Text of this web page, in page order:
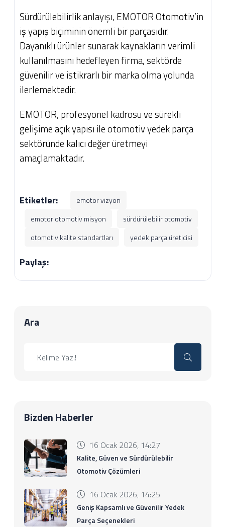
Sürdürülebilirlik anlayışı, EMOTOR Otomotiv’in
iş yapış biçiminin önemli bir parçasıdır.
Dayanıklı ürünler sunarak kaynakların verimli
kullanılmasını hedefleyen firma, sektörde
güvenilir ve istikrarlı bir marka olma yolunda
ilerlemektedir.
EMOTOR, profesyonel kadrosu ve sürekli
gelişime açık yapısı ile otomotiv yedek parça
sektöründe kalıcı değer üretmeyi
amaçlamaktadır.
Etiketler:
emotor vizyon
emotor otomotiv misyon
sürdürülebilir otomotiv
otomotiv kalite standartları
yedek parça üreticisi
Paylaş:
Ara
Bizden Haberler
16 Ocak 2026, 14:27
Kalite, Güven ve Sürdürülebilir
Otomotiv Çözümleri
16 Ocak 2026, 14:25
Geniş Kapsamlı ve Güvenilir Yedek
Parça Seçenekleri